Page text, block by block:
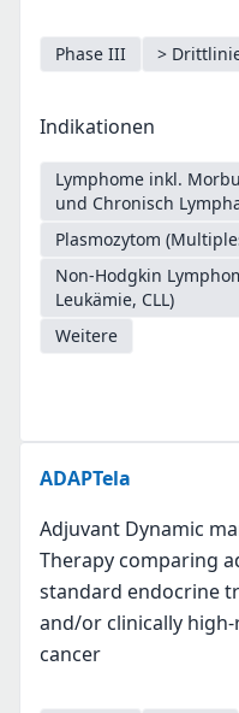
Phase III >
Indikationen
Lymphome inkl.
und Chronisch
Plasmozytom
Non-Hodgkin
Leukämie, CLL)
Weitere
ADAPTela
Adjuvant Dynamic
Therapy comparing
standard endocrine
and/or clinically high-
cancer